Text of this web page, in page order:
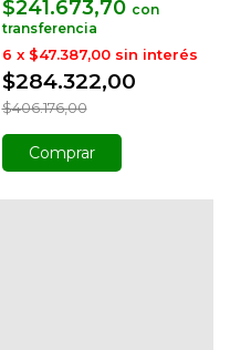
$241.673,70 con
$284.322,00
$406.176,00
6 x $47.387,00 sin interés
Comprar